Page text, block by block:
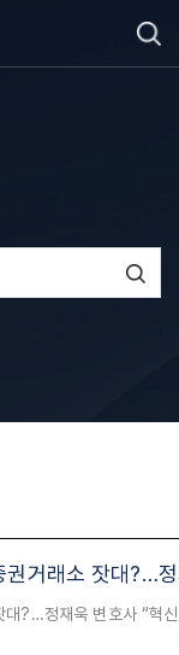
거래소 잣대?…